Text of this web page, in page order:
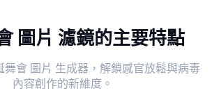
圖片 濾鏡的主要特點
舞會 圖片 生成器，解鎖感官放鬆與病毒
內容創作的新維度。